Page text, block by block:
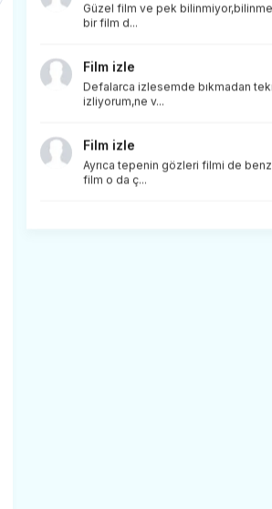
Güzel film ve pek
bir film d...
Film izle
Defalarca izlesemde bıkmadan
izliyorum,ne v...
Film izle
Ayrıca tepenin gözleri filmi de
film o da ç...